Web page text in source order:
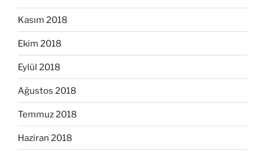
Kasım 2018
Ekim 2018
Eylül 2018
Ağustos 2018
Temmuz 2018
Haziran 2018